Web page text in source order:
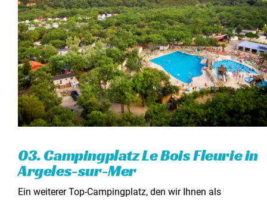
03. Campingplatz Le Bois Fleurie in
Argeles-sur-Mer
Ein weiterer Top-Campingplatz, den wir Ihnen als